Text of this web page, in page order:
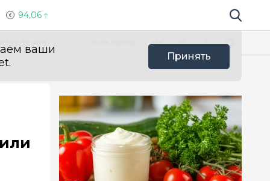
94,06 Поиск по
ваши
Принять